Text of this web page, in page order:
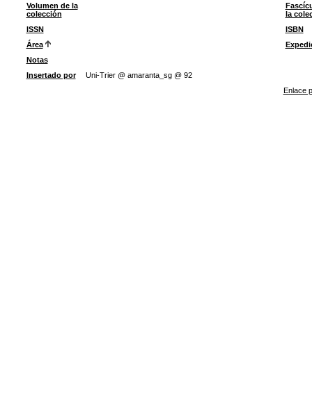
Volumen de la
colección
la
ISSN
ISBN
Área
Notas
Insertado por
Uni-Trier @ amaranta_sg @ 92
Enlace